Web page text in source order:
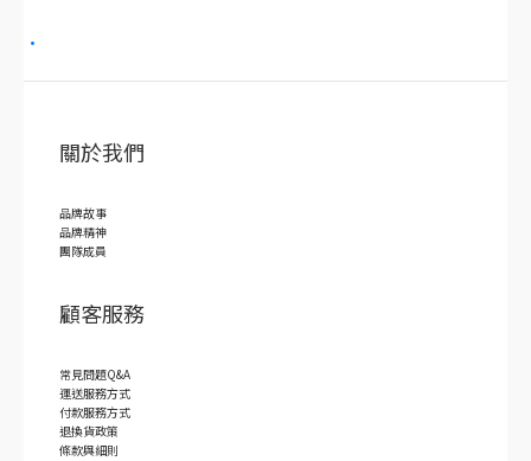
關於我們
品牌故事
品牌精神
團隊成員
顧客服務
常見問題Q&A
運送服務方式
付款服務方式
退換貨政策
條款與細則